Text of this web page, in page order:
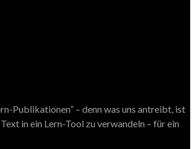
Publikationen” – denn was uns antreibt, ist
in ein Lern-Tool zu verwandeln – für ein